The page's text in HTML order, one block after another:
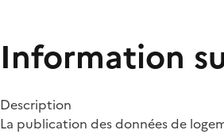
Information
Description
La publication des données de